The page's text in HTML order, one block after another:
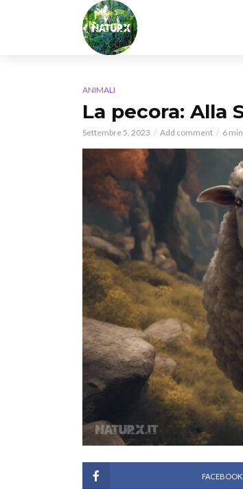
ANIMALI
La pecora: Alla
Settembre 5, 2023 Add comment 6
FACEBOOK